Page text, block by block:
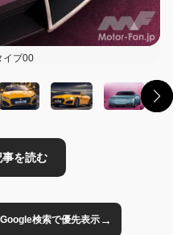
イプ00
検索で優先表示→